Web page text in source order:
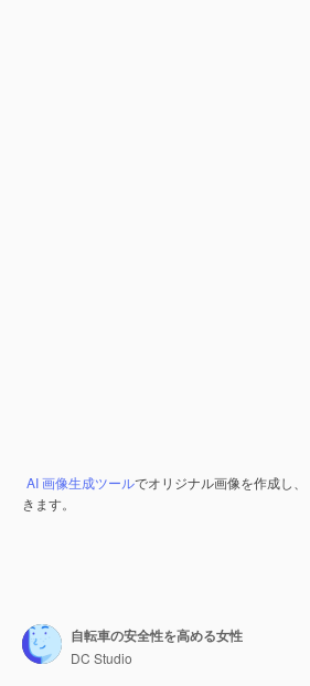
AI 画像生成ツールでオリジナル画像を作成し、
きます。
自転車の安全性を高める女性
DC Studio